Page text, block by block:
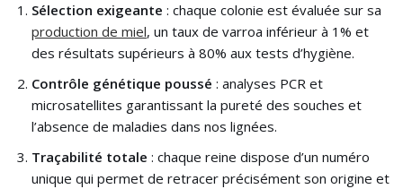
Sélection exigeante : chaque colonie est évaluée sur sa
production de miel, un taux de varroa inférieur à 1% et
des résultats supérieurs à 80% aux tests d’hygiène.
Contrôle génétique poussé : analyses PCR et
microsatellites garantissant la pureté des souches et
l’absence de maladies dans nos lignées.
Traçabilité totale : chaque reine dispose d’un numéro
unique qui permet de retracer précisément son origine et